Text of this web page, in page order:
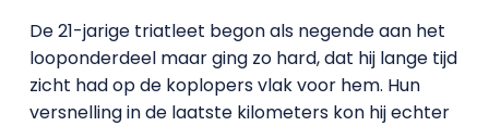
De 21-jarige triatleet begon als negende aan het
looponderdeel maar ging zo hard, dat hij lange tijd
zicht had op de koplopers vlak voor hem. Hun
versnelling in de laatste kilometers kon hij echter